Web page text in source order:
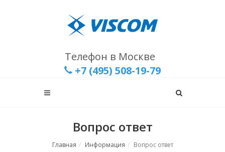
Телефон в Москве
+7 (495) 508-19-79
Вопрос ответ
Главная Информация Вопрос ответ